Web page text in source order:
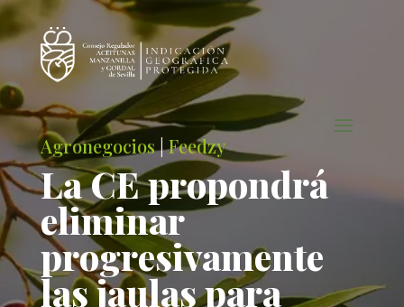
Agronegocios|Feedzy
La CE propondrá
eliminar
progresivamente
las jaulas para